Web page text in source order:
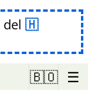
del
🇧🇴 ☰